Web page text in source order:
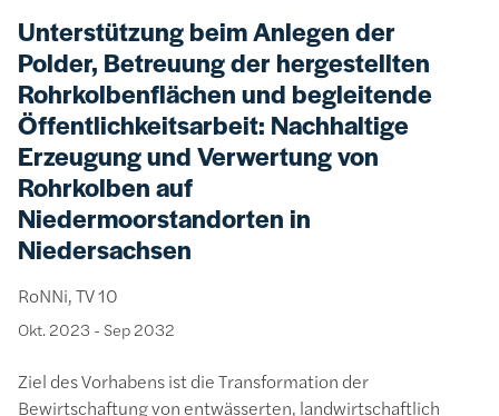
Unterstützung beim Anlegen der
Polder, Betreuung der hergestellten
Rohrkolbenflächen und begleitende
Öffentlichkeitsarbeit: Nachhaltige
Erzeugung und Verwertung von
Rohrkolben auf
Niedermoorstandorten in
Niedersachsen
RoNNi, TV 10
Okt. 2023 - Sep 2032
Ziel des Vorhabens ist die Transformation der
Bewirtschaftung von entwässerten, landwirtschaftlich